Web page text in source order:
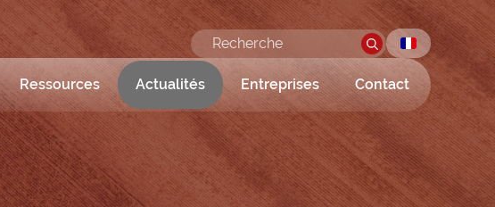
Ressources Actualités Entreprises Contact